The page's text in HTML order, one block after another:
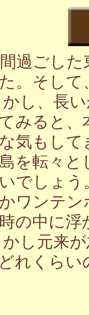
過ごし
。そし
し、長
みると
気もし
を転々
でしょ
ワンテ
の中に
し元来
れくら